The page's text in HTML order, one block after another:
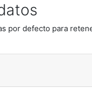
por defecto para